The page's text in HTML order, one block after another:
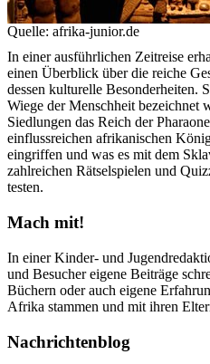
Musik